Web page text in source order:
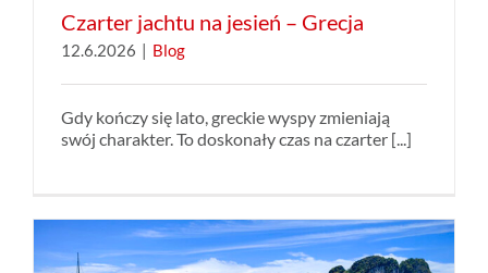
Czarter jachtu na jesień – Grecja
12.6.2026 Blog
Gdy kończy się lato, greckie wyspy zmieniają
swój charakter. To doskonały czas na czarter [...]